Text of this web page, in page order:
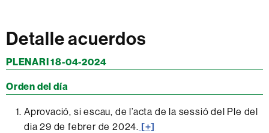
Detalle acuerdos
PLENARI 18-04-2024
Orden del día
Aprovació, si escau, de l’acta de la sessió del Ple del
dia 29 de febrer de 2024. [+]